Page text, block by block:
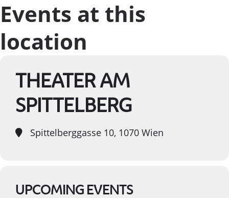
Events at this
location
THEATER AM
SPITTELBERG
Spittelberggasse 10, 1070 Wien
UPCOMING EVENTS